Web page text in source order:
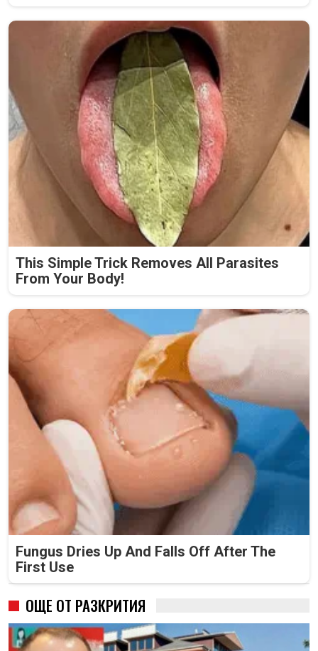
This Simple Trick Removes All Parasites
From Your Body!
Fungus Dries Up And Falls Off After The
First Use
ОЩЕ ОТ РАЗКРИТИЯ